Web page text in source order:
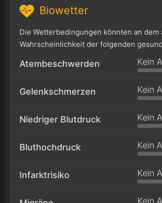
Biowetter
Die Wetterbedingungen könnten an dem
Wahrscheinlichkeit der folgenden
Atembeschwerden Kein
Gelenkschmerzen Kein
Niedriger Blutdruck Kein
Bluthochdruck Kein
Infarktrisiko Kein
Kein